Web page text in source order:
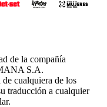
de la compañía
S.A.
cualquiera de los
traducción a cualquier